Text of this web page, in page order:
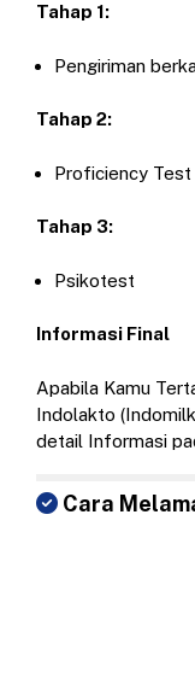
Tahap 1:
Pengiriman
Tahap 2:
Proficiency Test
Tahap 3:
Psikotest
Informasi Final
Apabila Kamu
Indolakto
detail Informasi
Cara